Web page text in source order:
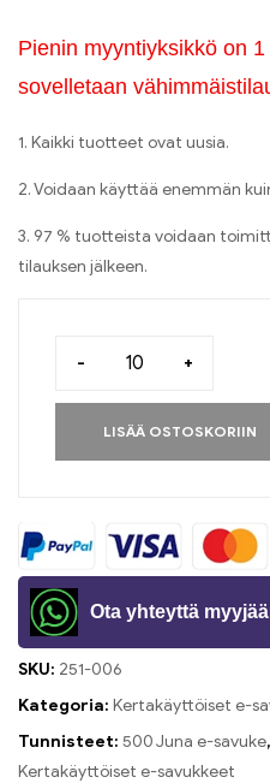
Pienin myyntiyksikkö on
sovelletaan
1. Kaikki tuotteet ovat uusia.
2. Voidaan käyttää enemmän
3. 97 % tuotteista voidaan
tilauksen jälkeen.
- +
LISÄÄ OSTOSKORIIN
Ota yhteyttä
SKU: 251-006
Kategoria: Kertakäyttöiset e-
Tunnisteet: 500 Juna e-savuke,
Kertakäyttöiset e-savukkeet